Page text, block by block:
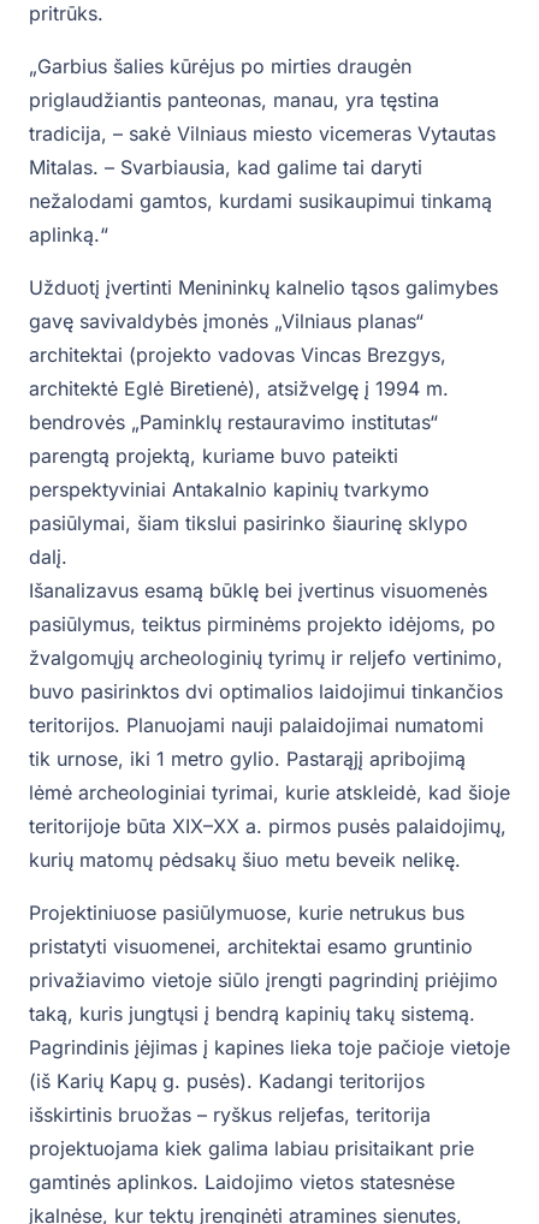
pritrūks.
„Garbius šalies kūrėjus po mirties draugėn
priglaudžiantis panteonas, manau, yra tęstina
tradicija, – sakė Vilniaus miesto vicemeras Vytautas
Mitalas. – Svarbiausia, kad galime tai daryti
nežalodami gamtos, kurdami susikaupimui tinkamą
aplinką.“
Užduotį įvertinti Menininkų kalnelio tąsos galimybes
gavę savivaldybės įmonės „Vilniaus planas“
architektai (projekto vadovas Vincas Brezgys,
architektė Eglė Biretienė), atsižvelgę į 1994 m.
bendrovės „Paminklų restauravimo institutas“
parengtą projektą, kuriame buvo pateikti
perspektyviniai Antakalnio kapinių tvarkymo
pasiūlymai, šiam tikslui pasirinko šiaurinę sklypo
dalį.
Išanalizavus esamą būklę bei įvertinus visuomenės
pasiūlymus, teiktus pirminėms projekto idėjoms, po
žvalgomųjų archeologinių tyrimų ir reljefo vertinimo,
buvo pasirinktos dvi optimalios laidojimui tinkančios
teritorijos. Planuojami nauji palaidojimai numatomi
tik urnose, iki 1 metro gylio. Pastarąjį apribojimą
lėmė archeologiniai tyrimai, kurie atskleidė, kad šioje
teritorijoje būta XIX–XX a. pirmos pusės palaidojimų,
kurių matomų pėdsakų šiuo metu beveik nelikę.
Projektiniuose pasiūlymuose, kurie netrukus bus
pristatyti visuomenei, architektai esamo gruntinio
privažiavimo vietoje siūlo įrengti pagrindinį priėjimo
taką, kuris jungtųsi į bendrą kapinių takų sistemą.
Pagrindinis įėjimas į kapines lieka toje pačioje vietoje
(iš Karių Kapų g. pusės). Kadangi teritorijos
išskirtinis bruožas – ryškus reljefas, teritorija
projektuojama kiek galima labiau prisitaikant prie
gamtinės aplinkos. Laidojimo vietos statesnėse
įkalnėse, kur tektų įrenginėti atramines sienutes,